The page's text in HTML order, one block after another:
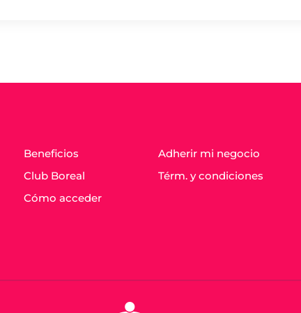
Beneficios
Club Boreal
Cómo acceder
Adherir mi negocio
Térm. y condiciones